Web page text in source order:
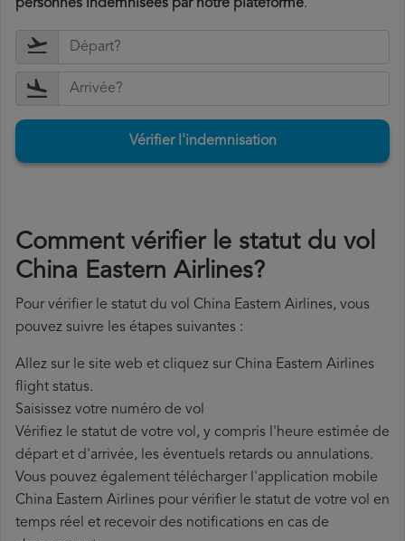
personnes indemnisées par notre plateforme.
Vérifier l'indemnisation
Comment vérifier le statut du vol
China Eastern Airlines?
Pour vérifier le statut du vol China Eastern Airlines, vous
pouvez suivre les étapes suivantes :
Allez sur le site web et cliquez sur China Eastern Airlines
flight status.
Saisissez votre numéro de vol
Vérifiez le statut de votre vol, y compris l'heure estimée de
départ et d'arrivée, les éventuels retards ou annulations.
Vous pouvez également télécharger l'application mobile
China Eastern Airlines pour vérifier le statut de votre vol en
temps réel et recevoir des notifications en cas de